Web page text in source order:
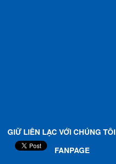
GIỮ LIÊN LẠC VỚI CHÚNG TÔI
FANPAGE